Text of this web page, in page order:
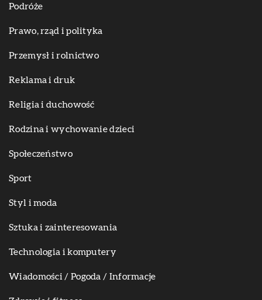
Podróże
Prawo, rząd i polityka
Przemysł i rolnictwo
Reklama i druk
Religia i duchowość
Rodzina i wychowanie dzieci
Społeczeństwo
Sport
Styl i moda
Sztuka i zainteresowania
Technologia i komputery
Wiadomości / Pogoda / Informacje